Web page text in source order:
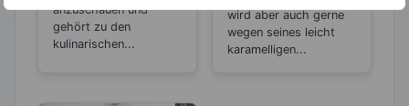
anzuschauen und
gehört zu den
kulinarischen...
wird aber auch gerne
wegen seines leicht
karamelligen...